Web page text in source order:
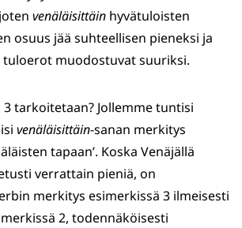
venäläisittäin hyvätuloisten
osuus jää suhteellisen pieneksi ja
tuloerot muodostuvat suuriksi.
tarkoitetaan? Jollemme tuntisi
venäläisittäin-sanan merkitys
tapaan’. Koska Venäjällä
verrattain pieniä, on
merkitys esimerkissä 3 ilmeisesti
2, todennäköisesti